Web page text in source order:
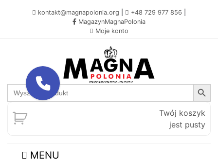
kontakt@magnapolonia.org +48 729 977 856
MagazynMagnaPolonia
Moje konto
Search
for:
Search Button
Twój koszyk
jest pusty
MENU